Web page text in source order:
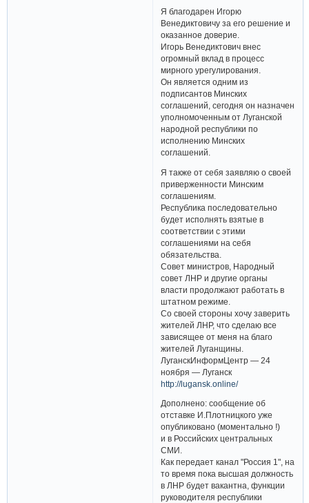
Я благодарен Игорю
Венедиктовичу за его решение и
оказанное доверие.
Игорь Венедиктович внес
огромный вклад в процесс
мирного урегулирования.
Он является одним из
подписантов Минских
соглашений, сегодня он назначен
уполномоченным от Луганской
народной республики по
исполнению Минских
соглашений.
Я также от себя заявляю о своей
приверженности Минским
соглашениям.
Республика последовательно
будет исполнять взятые в
соответствии с этими
соглашениями на себя
обязательства.
Совет министров, Народный
совет ЛНР и другие органы
власти продолжают работать в
штатном режиме.
Со своей стороны хочу заверить
жителей ЛНР, что сделаю все
зависящее от меня на благо
жителей Луганщины.
ЛуганскИнформЦентр — 24
ноября — Луганск
http://lugansk.online/
Дополнено: сообщение об
отставке И.Плотницкого уже
опубликовано (моментально !)
и в Российских центральных
СМИ.
Как передает канал "Россия 1", на
то время пока высшая должность
в ЛНР будет вакантна, функции
руководителя республики